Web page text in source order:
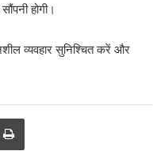
होगी।
व्यवहार सुनिश्चित करें और
Email Print